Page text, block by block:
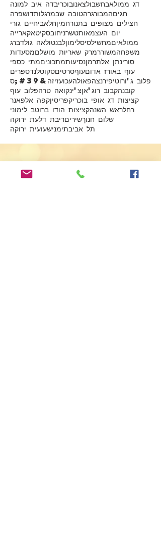
בדה איב למונהבוכריבולצאנובחשדג ממולא
דושפרההטובה שבמרגלותהמבורגרחגים
חיים גוריחלאביחמיןחצילים מצופים בתנור
טאקארייהטשרניחובסקייום העצמאות
לאה גולדברגלבנטולימוןלסיסמחשיממולאים
מסעדותמרק שאריות מושלםמשוררמשפחה
מתי כספימתכוניםנסיעותנתן אלתרמןסורי
ספריםסקוטלנדסרטיםעוףעוף באורז אדום
עזיזה&#39;סעכופאולהפירנצהפלוב ג'ורוטי
פלוב עוףצ'ינקואה טרהקבוב רוג'אןקובנה
קפה אלפאנרקפריסיןקציצות דג אופי בוכרי
קציצות הודו ברוטב לימוניראש השנהרחל
ריבת דלעת ירוקהשיריםשלום חנוך
שעועית ירוקהתימניתל אביב